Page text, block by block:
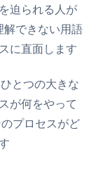
迫られる人が
解できない用語
に直面します
とつの大きな
が何をやって
プロセスがど